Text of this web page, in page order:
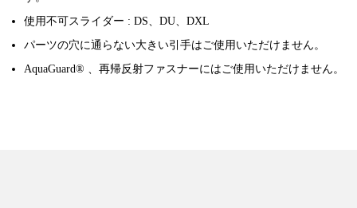
使用不可スライダー : DS、DU、DXL
パーツの穴に通らない大きい引手はご使用いただけません。
AquaGuard® 、再帰反射ファスナーにはご使用いただけません。